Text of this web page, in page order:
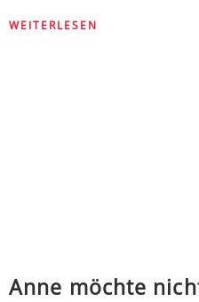
WEITERLESEN
Anne möchte